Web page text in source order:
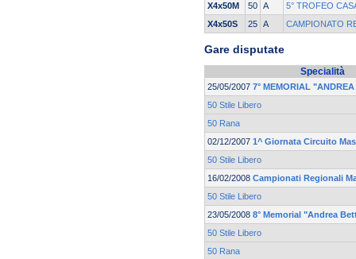
X4x50M
50 A
5° TROFEO
X4x50S
25 A CAMPIONATO
Gare disputate
Specialità
25/05/2007 7° MEMORIAL
50 Stile Libero
50 Rana
02/12/2007 1^ Giornata Circuito
50 Stile Libero
16/02/2008 Campionati Regionali
50 Stile Libero
23/05/2008 8° Memorial "Andrea
50 Stile Libero
50 Rana